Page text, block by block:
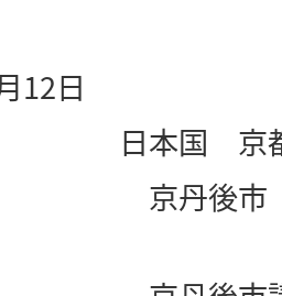
日
京都
後市